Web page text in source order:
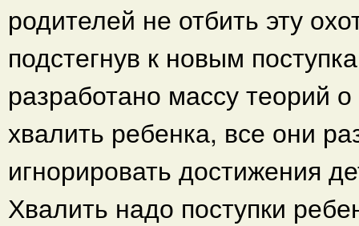
родителей не отбить эту
подстегнув к новым
разработано массу теорий
хвалить ребенка, все они
игнорировать достижения
Хвалить надо поступки